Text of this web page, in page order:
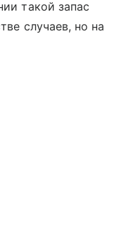
такой запас
случаев, но на